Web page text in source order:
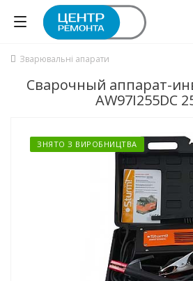
Зварювальні апарати
Сварочный аппарат-
AW97I255DC
ЗНЯТО З ВИРОБНИЦТВА